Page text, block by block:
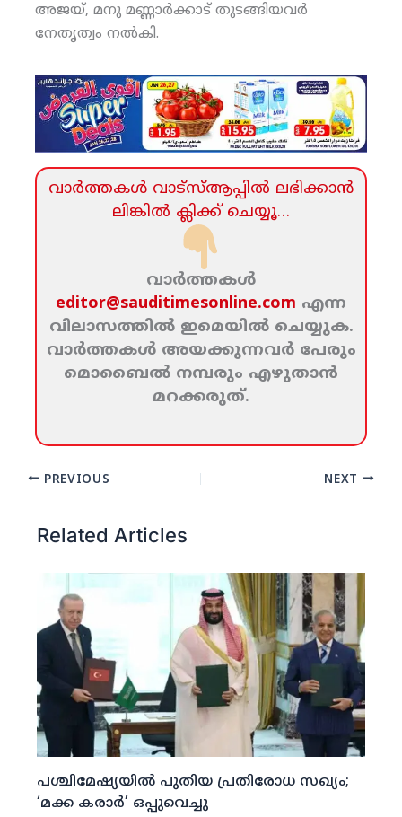
അജയ്, മനു മണ്ണാര്‍ക്കാട് തുടങ്ങിയവര്‍
നേതൃത്വം നല്‍കി.
വാര്‍ത്തകള്‍ വാട്‌സ്‌ആപ്പില്‍ ലഭിക്കാന്‍
ലിങ്കില്‍ ക്ലിക്ക്‌ ചെയ്യൂ…
വാര്‍ത്തകള്‍
editor@sauditimesonline.com എന്ന
വിലാസത്തില്‍ ഇമെയില്‍ ചെയ്യുക.
വാര്‍ത്തകള്‍ അയക്കുന്നവര്‍ പേരും
മൊബൈല്‍ നമ്പരും എഴുതാന്‍
മറക്കരുത്‌.
PREVIOUS NEXT
Related Articles
പശ്ചിമേഷ്യയില്‍ പുതിയ പ്രതിരോധ സഖ്യം;
‘മക്ക കരാര്‍’ ഒപ്പുവെച്ചു